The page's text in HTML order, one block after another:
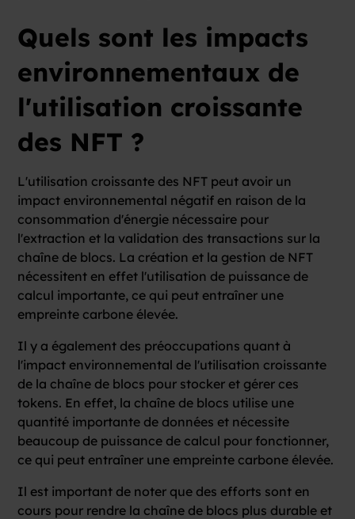
Quels sont les impacts
environnementaux de
l'utilisation croissante
des NFT ?
L'utilisation croissante des NFT peut avoir un
impact environnemental négatif en raison de la
consommation d'énergie nécessaire pour
l'extraction et la validation des transactions sur la
chaîne de blocs. La création et la gestion de NFT
nécessitent en effet l'utilisation de puissance de
calcul importante, ce qui peut entraîner une
empreinte carbone élevée.
Il y a également des préoccupations quant à
l'impact environnemental de l'utilisation croissante
de la chaîne de blocs pour stocker et gérer ces
tokens. En effet, la chaîne de blocs utilise une
quantité importante de données et nécessite
beaucoup de puissance de calcul pour fonctionner,
ce qui peut entraîner une empreinte carbone élevée.
Il est important de noter que des efforts sont en
cours pour rendre la chaîne de blocs plus durable et